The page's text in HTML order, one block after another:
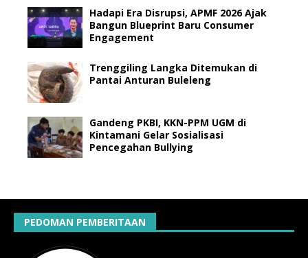
Hadapi Era Disrupsi, APMF 2026 Ajak
Bangun Blueprint Baru Consumer
Engagement
Trenggiling Langka Ditemukan di
Pantai Anturan Buleleng
Gandeng PKBI, KKN-PPM UGM di
Kintamani Gelar Sosialisasi
Pencegahan Bullying
PEDOMAN PEMBERITAAN